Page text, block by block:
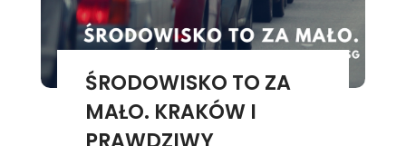
ŚRODOWISKO TO ZA
MAŁO. KRAKÓW I